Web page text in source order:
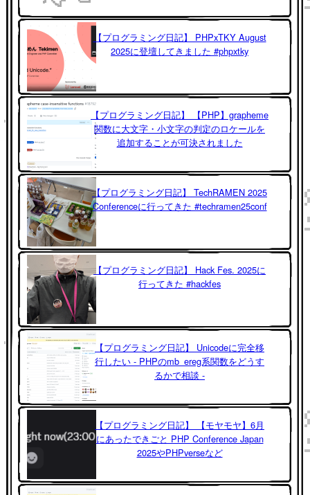
【プログラミング日記】 PHPxTKY August
2025に登壇してきました #phpxtky
【プログラミング日記】 【PHP】grapheme
関数に大文字・小文字の判定のロケールを
追加することが可決されました
【プログラミング日記】 TechRAMEN 2025
Conferenceに行ってきた #techramen25conf
【プログラミング日記】 Hack Fes. 2025に
行ってきた #hackfes
【プログラミング日記】 Unicodeに完全移
行したい - PHPのmb_ereg系関数をどうす
るかで相談 -
【プログラミング日記】 【モヤモヤ】6月
にあったできごと PHP Conference Japan
2025やPHPverseなど